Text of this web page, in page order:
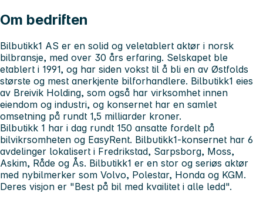
Om bedriften
Bilbutikk1 AS er en solid og veletablert aktør i norsk
bilbransje, med over 30 års erfaring. Selskapet ble
etablert i 1991, og har siden vokst til å bli en av Østfolds
største og mest anerkjente bilforhandlere. Bilbutikk1 eies
av Breivik Holding, som også har virksomhet innen
eiendom og industri, og konsernet har en samlet
omsetning på rundt 1,5 milliarder kroner.
Bilbutikk 1 har i dag rundt 150 ansatte fordelt på
bilvikrsomheten og EasyRent. Bilbutikk1-konsernet har 6
avdelinger lokalisert i Fredrikstad, Sarpsborg, Moss,
Askim, Råde og Ås. Bilbutikk1 er en stor og seriøs aktør
med nybilmerker som Volvo, Polestar, Honda og KGM.
Deres visjon er "Best på bil med kvailitet i alle ledd".